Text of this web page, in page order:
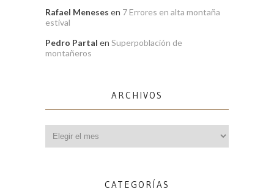
Rafael Meneses en 7 Errores en alta montaña
estival
Pedro Partal en Superpoblación de
montañeros
ARCHIVOS
CATEGORÍAS